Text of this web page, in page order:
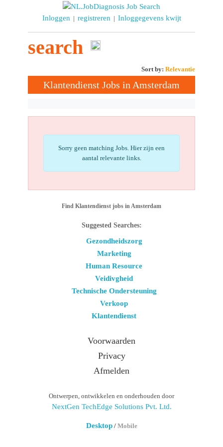
Inloggen | registreren | Inloggegevens kwijt
search
Sort by: Relevantie
Klantendienst Jobs in Amsterdam
Sorry geen matching Jobs. Hier zijn een
aantal relevante links.
Find Klantendienst jobs in Amsterdam
Suggested Searches:
Gezondheidszorg
Marketing
Human Resource
Veidivgheid
Technische Ondersteuning
Verkoop
Klantendienst
Voorwaarden
Privacy
Afmelden
Ontwerpen, ontwikkelen en onderhouden door
NextGen TechEdge Solutions Pvt. Ltd.
Desktop/ Mobile